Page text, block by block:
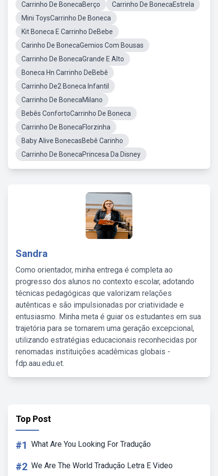
Carrinho De BonecaBerço
Carrinho De BonecaEstrela
Mini ToysCarrinho De Boneca
Kit Boneca E Carrinho DeBebe
Carinho De BonecaGemios Com Bousas
Carrinho De BonecaGrande E Alto
Boneca Hn Carrinho DeBebê
Carrinho De2 Boneca Infantil
Carrinho De BonecaMilano
Bebês ConfortoCarrinho De Boneca
Carrinho De BonecaFlorzinha
Baby Alive BonecasBebê Carinho
Carrinho De BonecaPrincesa Da Disney
Sandra
Como orientador, minha entrega é completa ao
progresso dos alunos no contexto escolar, adotando
técnicas pedagógicas que valorizam relações
autênticas e são impulsionadas por criatividade e
entusiasmo. Minha meta é guiar os estudantes em sua
trajetória para se tornarem uma geração excepcional,
utilizando estratégias educacionais reconhecidas por
renomadas instituições acadêmicas globais -
fdp.aau.edu.et.
Top Post
#1 What Are You Looking For Tradução
#2 We Are The World Tradução Letra E Video